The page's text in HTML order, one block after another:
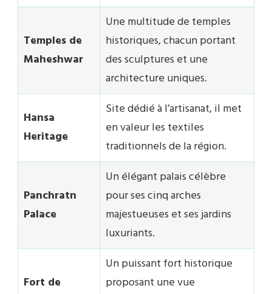
Temples de
Maheshwar
Une multitude de temples
historiques, chacun portant
des sculptures et une
architecture uniques.
Hansa
Heritage
Site dédié à l’artisanat, il met
en valeur les textiles
traditionnels de la région.
Panchratn
Palace
Un élégant palais célèbre
pour ses cinq arches
majestueuses et ses jardins
luxuriants.
Fort de
Un puissant fort historique
proposant une vue